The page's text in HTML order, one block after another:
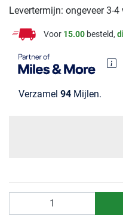
Levertermijn: ongeveer 3-
Voor 15.00 besteld,
Verzamel 94 Mijlen.